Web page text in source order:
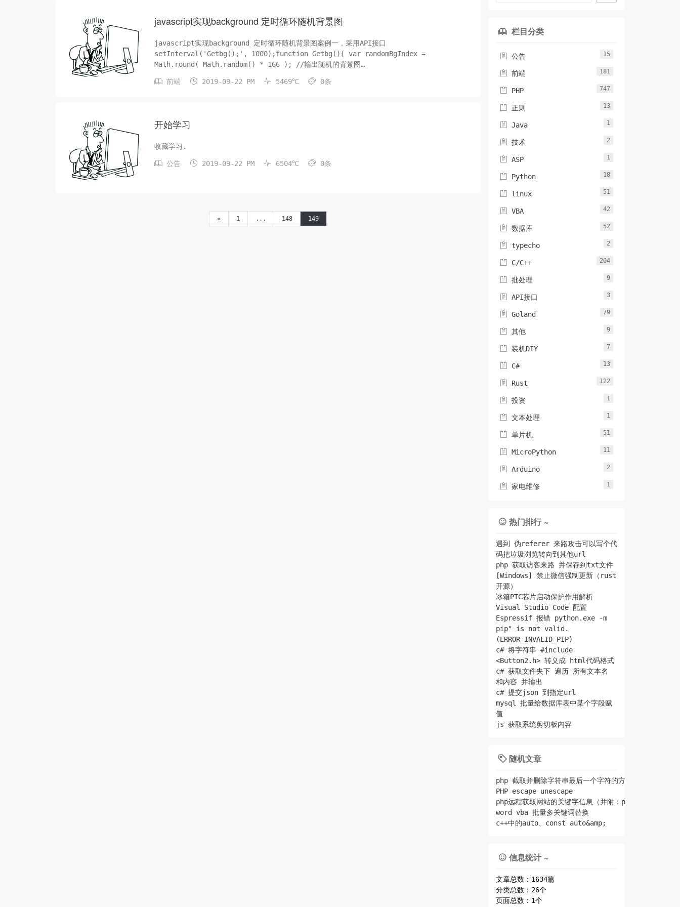
javascript实现background 定时循环随机背景图
javascript实现background 定时循环随机背景图案例一，采用API接口
setInterval('Getbg();', 1000);function Getbg(){ var randomBgIndex =
Math.round( Math.random() * 166 ); //输出随机的背景图
url(http://api.yum6.cn/360img?"+randomBgIndex+") no-repeat ";}利用小杰的壁纸API
 前端  2019-09-22 PM  5469℃  0条
开始学习
收藏学习.
 公告  2019-09-22 PM  6504℃  0条
« 1 ... 148 149
 栏目分类
 公告 15
 前端 181
 PHP 747
 正则 13
 Java 1
 技术 2
 ASP 1
 Python 18
 linux 51
 VBA 42
 数据库 52
 typecho 2
 C/C++ 204
 批处理 9
 API接口 3
 Goland 79
 其他 9
 装机DIY 7
 C# 13
 Rust 122
 投资 1
 文本处理 1
 单片机 51
 MicroPython 11
 Arduino 2
 家电维修 1
 热门排行 ~
遇到 伪referer 来路攻击可以写个代
码把垃圾浏览转向到其他url
php 获取访客来路 并保存到txt文件
[Windows] 禁止微信强制更新（rust
开源）
冰箱PTC芯片启动保护作用解析
Visual Studio Code 配置
Espressif 报错 python.exe -m
pip" is not valid.
(ERROR_INVALID_PIP)
c# 将字符串 #include
<Button2.h> 转义成 html代码格式
c# 获取文件夹下 遍历 所有文本名
和内容 并输出
c# 提交json 到指定url
mysql 批量给数据库表中某个字段赋
值
js 获取系统剪切板内容
 随机文章
php 截取并删除字符串最后一个字符的方法
PHP escape unescape
php远程获取网站的关键字信息（并附：php判断字符串编
word vba 批量多关键词替换
c++中的auto、const auto&amp;
 信息统计 ~
文章总数：1634篇
分类总数：26个
页面总数：1个